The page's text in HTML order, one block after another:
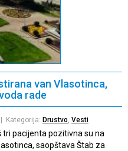
van Vlasotinca,
rade
| Kategorija: Drustvo, Vesti
tri pacijenta pozitivna su na
saopštava Štab za